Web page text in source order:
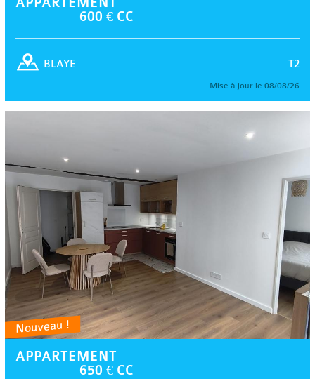
600 € CC
T2
BLAYE
Mise à jour le 08/08/26
Nouveau !
APPARTEMENT
650 € CC